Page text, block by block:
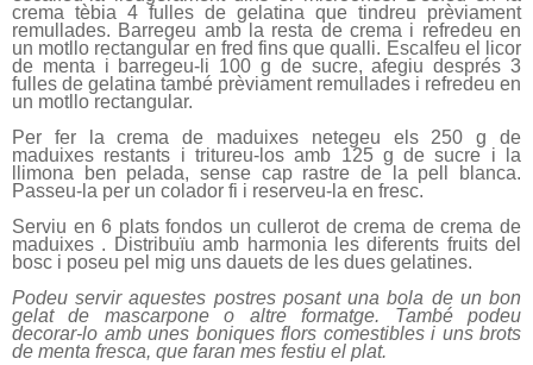
crema tèbia 4 fulles de gelatina que tindreu prèviament
remullades. Barregeu amb la resta de crema i refredeu en
un motllo rectangular en fred fins que qualli. Escalfeu el licor
de menta i barregeu-li 100 g de sucre, afegiu després 3
fulles de gelatina també prèviament remullades i refredeu en
un motllo rectangular.
Per fer la crema de maduixes netegeu els 250 g de
maduixes restants i tritureu-los amb 125 g de sucre i la
llimona ben pelada, sense cap rastre de la pell blanca.
Passeu-la per un colador fi i reserveu-la en fresc.
Serviu en 6 plats fondos un cullerot de crema de crema de
maduixes . Distribuïu amb harmonia les diferents fruits del
bosc i poseu pel mig uns dauets de les dues gelatines.
Podeu servir aquestes postres posant una bola de un bon
gelat de mascarpone o altre formatge. També podeu
decorar-lo amb unes boniques flors comestibles i uns brots
de menta fresca, que faran mes festiu el plat.